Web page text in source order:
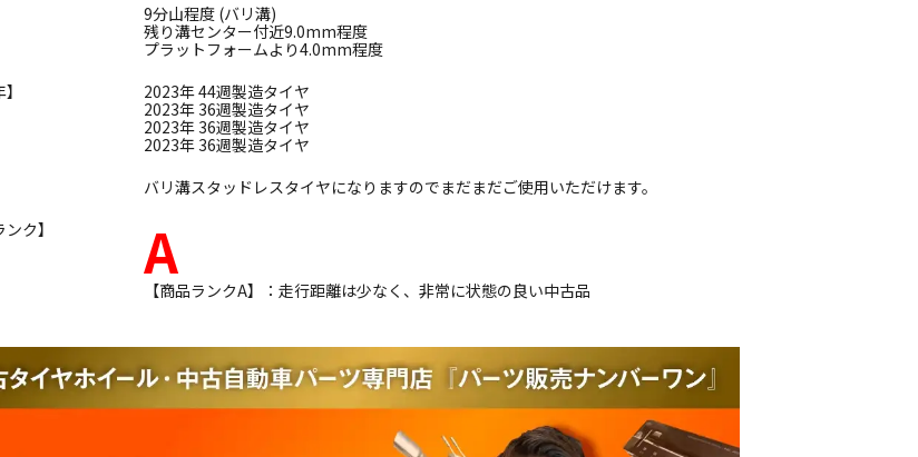
9分山程度 (バリ溝)
残り溝センター付近9.0mm程度
プラットフォームより4.0mm程度
2023年 44週製造タイヤ
2023年 36週製造タイヤ
2023年 36週製造タイヤ
2023年 36週製造タイヤ
バリ溝スタッドレスタイヤになりますのでまだまだご使用いただけます。
ンク】
A
【商品ランクA】：走行距離は少なく、非常に状態の良い中古品